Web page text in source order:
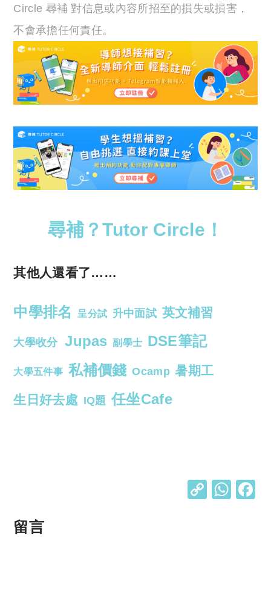
Circle 尋補 對信息或內容所招至的損失或損害，
不會承擔任何責任。
尋補？Tutor Circle！
其他人還看了……
中學排名 呈分試 升中面試 英文補習
大學收分 Jupas 副學士 DSE筆記
大學五件事 私補價錢 Ocamp 暑期工
生日好去處 IQ題 任坐Cafe
C W
留言